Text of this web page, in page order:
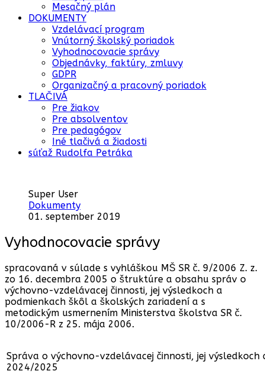
Mesačný plán
DOKUMENTY
Vzdelávací program
Vnútorný školský poriadok
Vyhodnocovacie správy
Objednávky, faktúry, zmluvy
GDPR
Organizačný a pracovný poriadok
TLAČIVÁ
Pre žiakov
Pre absolventov
Pre pedagógov
Iné tlačivá a žiadosti
súťaž Rudolfa Petráka
Super User
Dokumenty
01. september 2019
Vyhodnocovacie správy
spracovaná v súlade s vyhláškou MŠ SR č. 9/2006 Z. z.
zo 16. decembra 2005 o štruktúre a obsahu správ o
výchovno-vzdelávacej činnosti, jej výsledkoch a
podmienkach škôl a školských zariadení a s
metodickým usmernením Ministerstva školstva SR č.
10/2006-R z 25. mája 2006.
Správa o výchovno-vzdelávacej činnosti, jej
2024/2025